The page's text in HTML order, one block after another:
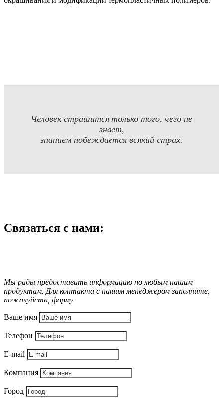
Человек страшится только того, чего не
знает,
знанием побеждается всякий страх.
Связаться с нами:
Мы рады предоставить информацию по любым нашим
продуктам. Для контакта с нашим менеджером заполните,
пожалуйста, форму.
Ваше имя
Телефон
E-mail
Компания
Город